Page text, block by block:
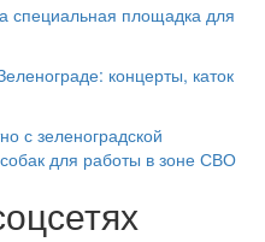
специальная площадка для
концерты, каток
с зеленоградской
для работы в зоне СВО